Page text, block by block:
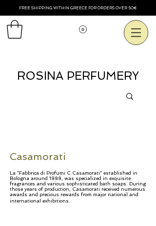
FREE SHIPPING WITHIN GREECE FOR ORDERS OVER 50€
Смотреть баллы
ROSINA PERFUMERY
Casamorati
La “Fabbrica di Profumi C.Casamorati” established in
Bologna around 1888, was specialized in exquisite
fragrances and various sophisticated bath soaps. During
those years of production, Casamorati received numerous
awards and precious rewards from major national and
international exhibitions.